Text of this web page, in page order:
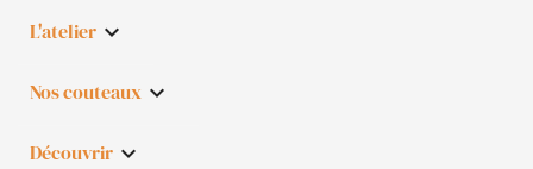
L'atelier 
Nos couteaux 
Découvrir 